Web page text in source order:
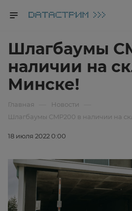
Шлагбаумы
наличии на
Минске!
Главная Новости
Шлагбаумы CMP200 в наличии на
18 июля 2022 0:00